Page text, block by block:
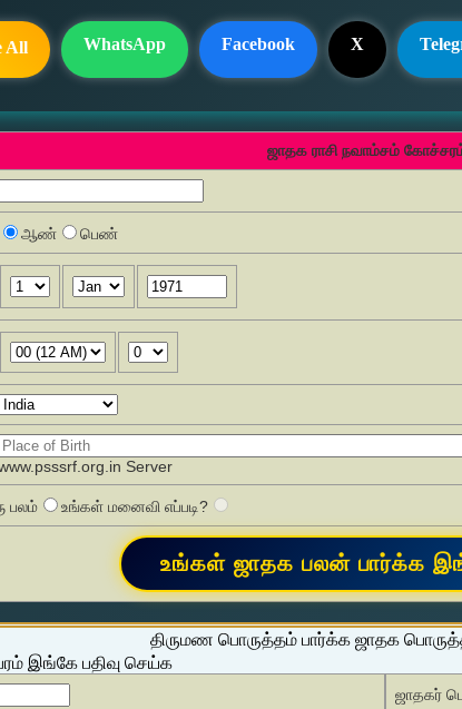
All WhatsApp Facebook X
ஜாதக ராசி நவாம்சம்
ஆண் பெண்
Server
பலம் உங்கள் மனைவி எப்படி?
திருமண பொருத்தம் பார்க்க ஜாதக
இங்கே பதிவு செய்க
ஜாதகர்